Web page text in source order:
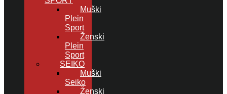
Muški
Plein
Sport
Ženski
Plein
Sport
SEIKO
Muški
Seiko
Ženski